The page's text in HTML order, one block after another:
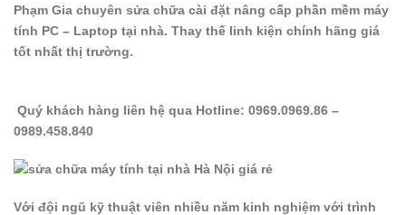
Phạm Gia chuyên sửa chữa cài đặt nâng cấp phần mềm máy
tính PC – Laptop tại nhà. Thay thế linh kiện chính hãng giá
tốt nhất thị trường.
Quý khách hàng liên hệ qua Hotline: 0969.0969.86 –
0989.458.840
Với đội ngũ kỹ thuật viên nhiều năm kinh nghiệm với trình